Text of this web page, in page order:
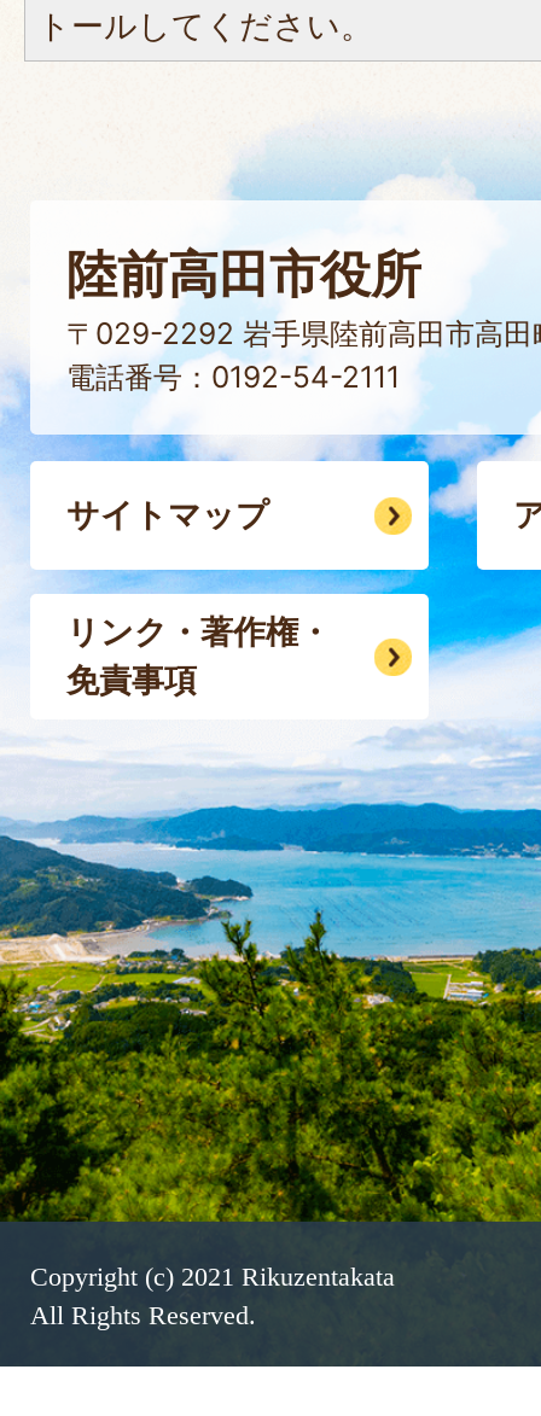
トールしてください。
陸前高田市役所
〒029-2292 岩手県陸前高田市高田
電話番号：0192-54-2111
サイトマップ
リンク・著作権・
免責事項
Copyright (c) 2021 Rikuzentakata
All Rights Reserved.